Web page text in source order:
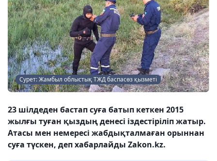
Сурет: Жамбыл облыстық ТЖД баспасөз қызметі
23 шілдеден бастап суға батып кеткен 2015
жылғы туған қыздың денесі іздестіріліп жатыр.
Атасы мен немересі жабдықталмаған орыннан
суға түскен, деп хабарлайды Zakon.kz.